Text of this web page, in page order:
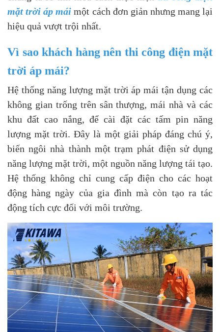
mặt trời áp mái một cách đơn giản nhưng mang lại
hiệu quả vượt trội nhất.
Vì sao khách hàng nên thi công điện mặt
trời áp mái?
Hệ thống năng lượng mặt trời áp mái tận dụng các
không gian trống trên sân thượng, mái nhà và các
khu đất cao nắng, để cài đặt các tấm pin năng
lượng mặt trời. Đây là một giải pháp đáng chú ý,
biến ngôi nhà thành một trạm phát điện sử dụng
năng lượng mặt trời, một nguồn năng lượng tái tạo.
Hệ thống không chỉ cung cấp điện cho các hoạt
động hàng ngày của gia đình mà còn tạo ra tác
động tích cực đối với môi trường.